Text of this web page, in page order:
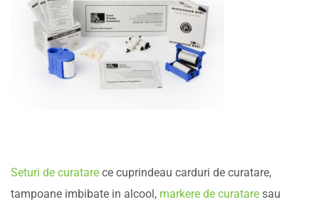
Seturi de curatare ce cuprindeau carduri de curatare,
tampoane imbibate in alcool, markere de curatare sau